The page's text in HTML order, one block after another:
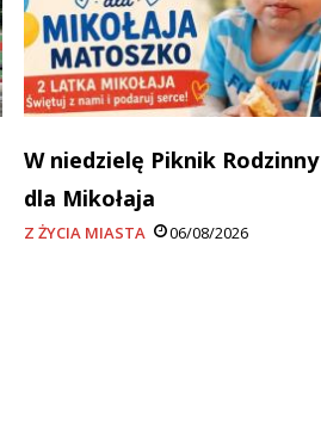
W niedzielę Piknik Rodzinny
dla Mikołaja
Z ŻYCIA MIASTA 06/08/2026